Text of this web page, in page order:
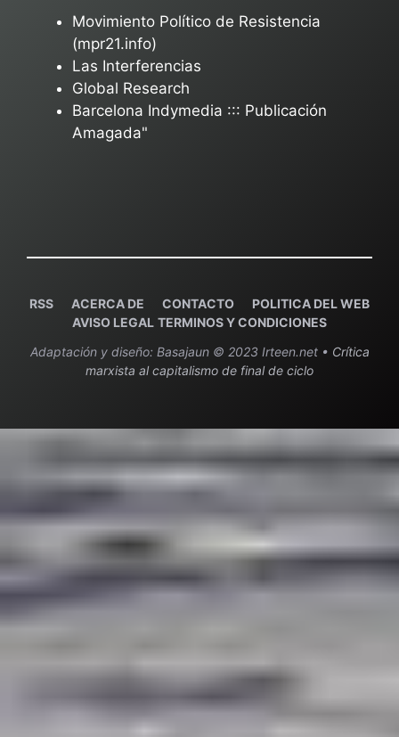
Movimiento Político de Resistencia
(mpr21.info)
Las Interferencias
Global Research
Barcelona Indymedia ::: Publicación
Amagada"
RSS ACERCA DE CONTACTO
POLITICA DEL WEB
AVISO LEGAL TERMINOS Y CONDICIONES
Adaptación y diseño: Basajaun © 2023 Irteen.net • Crítica
marxista al capitalismo de final de ciclo